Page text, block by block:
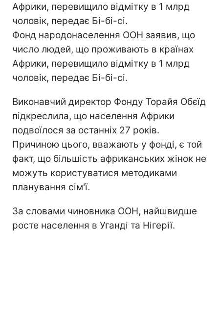
Африки, перевищило відмітку в 1 млрд
чоловік, передає Бі-бі-сі.
Фонд народонаселення ООН заявив, що
число людей, що проживають в країнах
Африки, перевищило відмітку в 1 млрд
чоловік, передає Бі-бі-сі.
Виконавчий директор Фонду Торайя Обєїд
підкреслила, що населення Африки
подвоїлося за останніх 27 років.
Причиною цього, вважають у фонді, є той
факт, що більшість африканських жінок не
можуть користуватися методиками
планування сім'ї.
За словами чиновника ООН, найшвидше
росте населення в Уганді та Нігерії.